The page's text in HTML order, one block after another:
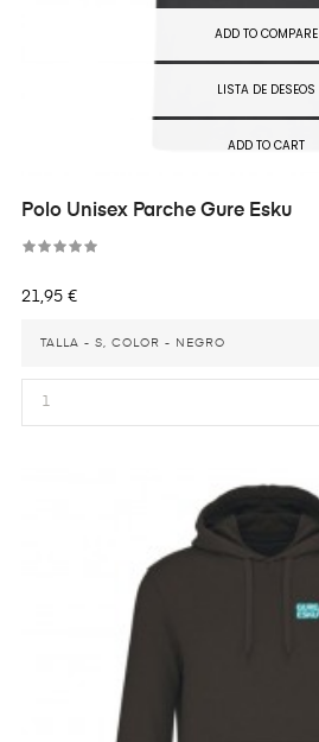
ADD TO COMPARE
LISTA DE DESEOS
ADD TO CART
Polo Unisex Parche Gure Esku
Precio
21,95 €
TALLA - S, COLOR - NEGRO